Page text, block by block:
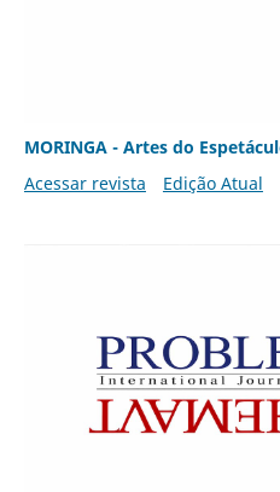
MORINGA - Artes do
Acessar revista
Edição Atual